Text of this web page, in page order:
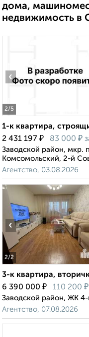
дома,
недвижимость в
2/5
‹
1-к квартира,
2 431 197 ₽ 83 000 ₽
Заводской район, мкр.
Комсомольский, 2-й
Агентство, 03.08.2026
2/2
‹
3-к квартира,
6 390 000 ₽ 110 200 ₽
Заводской район, ЖК 4-
Агентство, 07.08.2026